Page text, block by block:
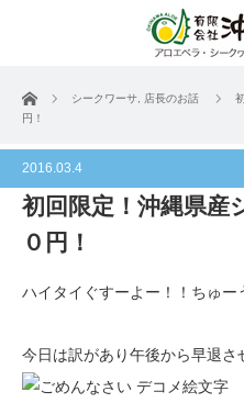
ホーム シークワーサ 店長のお話
円！
2016.03.4
初回限定！沖縄県産
０円！
ハイタイぐすーよー！！ちゅー
今日は訳があり午後から早退